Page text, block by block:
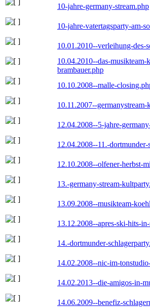
10-jahre-germany-stream.php
10-jahre-vatertagsparty-am-
10.01.2010--verleihung-des-
10.04.2010--das-musikteam-
brambauer.php
10.10.2008--malle-
10.11.2007--
12.04.2008--5-jahre-
12.04.2008--11.-
12.10.2008--olfener-herbst-
13.-germany-stream-
13.09.2008--musikteam-
13.12.2008--apres-ski-hits-
14.-dortmunder-
14.02.2008--nic-im-
14.02.2013--die-amigos-in-
14.06.2009--benefiz-